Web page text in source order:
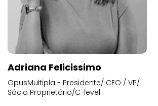
Adriana Felicissimo
OpusMultipla - Presidente/ CEO / VP/
Sócio Proprietário/C-level